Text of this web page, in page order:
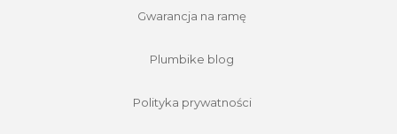
Gwarancja na ramę
Plumbike blog
Polityka prywatności